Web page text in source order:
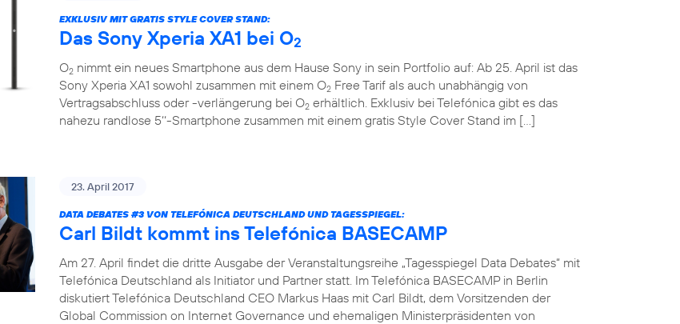
EXKLUSIV MIT GRATIS STYLE COVER STAND:
Das Sony Xperia XA1 bei O2
O2 nimmt ein neues Smartphone aus dem Hause Sony in sein Portfolio auf: Ab 25. April ist das
Sony Xperia XA1 sowohl zusammen mit einem O2 Free Tarif als auch unabhängig von
Vertragsabschluss oder -verlängerung bei O2 erhältlich. Exklusiv bei Telefónica gibt es das
nahezu randlose 5‘‘-Smartphone zusammen mit einem gratis Style Cover Stand im […]
23. April 2017
DATA DEBATES #3VON TELEFÓNICA DEUTSCHLAND UND TAGESSPIEGEL:
Carl Bildt kommt ins Telefónica BASECAMP
Am 27. April findet die dritte Ausgabe der Veranstaltungsreihe „Tagesspiegel Data Debates“ mit
Telefónica Deutschland als Initiator und Partner statt. Im Telefónica BASECAMP in Berlin
diskutiert Telefónica Deutschland CEO Markus Haas mit Carl Bildt, dem Vorsitzenden der
Global Commission on Internet Governance und ehemaligen Ministerpräsidenten von